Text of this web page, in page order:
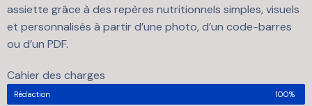
assiette grâce à des repères nutritionnels simples, visuels
et personnalisés à partir d’une photo, d’un code-barres
ou d’un PDF.
Cahier des charges
Rédaction 100%